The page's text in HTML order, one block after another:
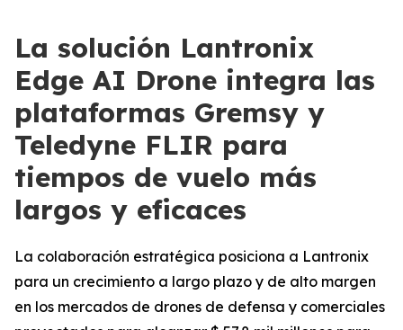
La solución Lantronix
Edge AI Drone integra las
plataformas Gremsy y
Teledyne FLIR para
tiempos de vuelo más
largos y eficaces
La colaboración estratégica posiciona a Lantronix
para un crecimiento a largo plazo y de alto margen
en los mercados de drones de defensa y comerciales